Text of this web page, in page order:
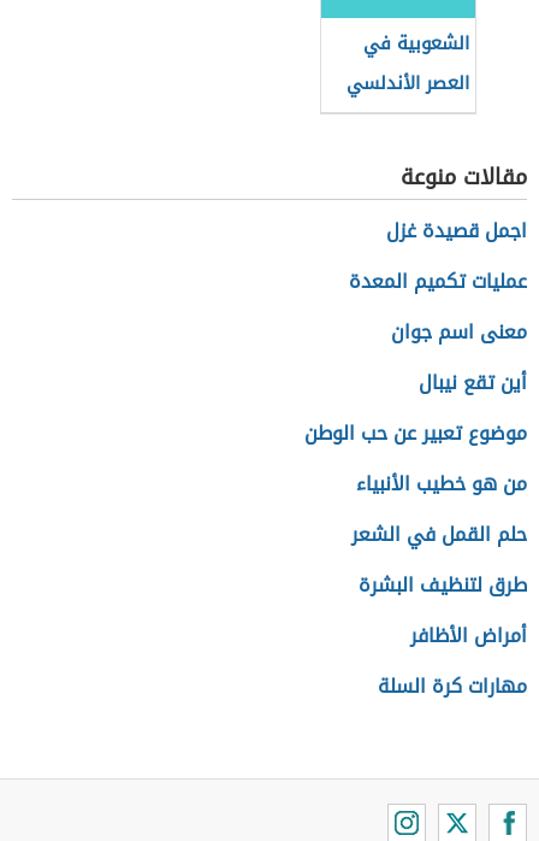
الشعوبية في
العصر الأندلسي
مقالات منوعة
اجمل قصيدة غزل
عمليات تكميم المعدة
معنى اسم جوان
أين تقع نيبال
موضوع تعبير عن حب الوطن
من هو خطيب الأنبياء
حلم القمل في الشعر
طرق لتنظيف البشرة
أمراض الأظافر
مهارات كرة السلة